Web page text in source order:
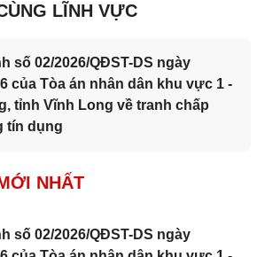
LĨNH VỰC
số 02/2026/QĐST-DS ngày
của Tòa án nhân dân khu vực 1 -
tỉnh Vĩnh Long về tranh chấp
tín dụng
NHẤT
số 02/2026/QĐST-DS ngày